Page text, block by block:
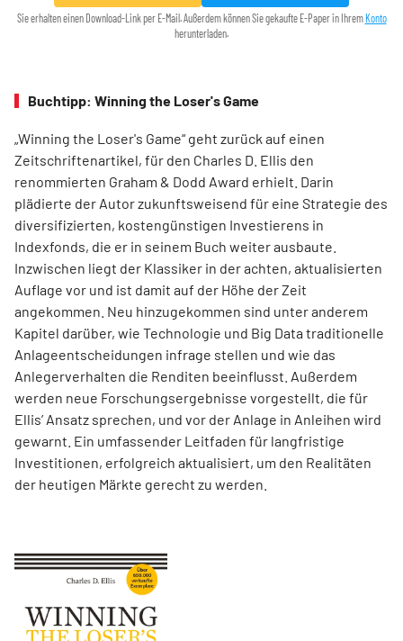
Sie erhalten einen Download-Link per E-Mail. Außerdem können Sie gekaufte E-Paper in Ihrem Konto
herunterladen.
Buchtipp: Winning the Loser's Game
„Winning the Loser's Game“ geht zurück auf einen
Zeitschriftenartikel, für den Charles D. Ellis den
renommierten Graham & Dodd Award erhielt. Darin
plädierte der Autor zukunftsweisend für eine Strategie des
diversifizierten, kostengünstigen Investierens in
Indexfonds, die er in seinem Buch weiter ausbaute.
Inzwischen liegt der Klassiker in der achten, aktualisierten
Auflage vor und ist damit auf der Höhe der Zeit
angekommen. Neu hinzugekommen sind unter anderem
Kapitel darüber, wie Technologie und Big Data traditionelle
Anlageentscheidungen infrage stellen und wie das
Anlegerverhalten die Renditen beeinflusst. Außerdem
werden neue Forschungsergebnisse vorgestellt, die für
Ellis’ Ansatz sprechen, und vor der Anlage in Anleihen wird
gewarnt. Ein umfassender Leitfaden für langfristige
Investitionen, erfolgreich aktualisiert, um den Realitäten
der heutigen Märkte gerecht zu werden.